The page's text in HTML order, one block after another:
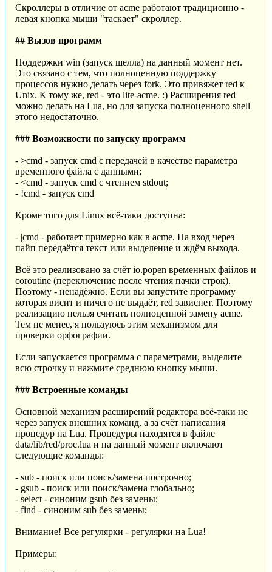
Скроллеры в отличие от acme работают традиционно -
левая кнопка мыши "таскает" скроллер.
## Вызов программ
Поддержки win (запуск шелла) на данный момент нет.
Это связано с тем, что полноценную поддержку
процессов нужно делать через fork. Это привяжет red к
Unix. К тому же, red - это lite-acme. :) Расширения red
можно делать на Lua, но для запуска полноценного shell
этого недостаточно.
### Возможности по запуску программ
- >cmd - запуск cmd с передачей в качестве параметра
временного файла с данными;
- <cmd - запуск cmd с чтением stdout;
- !cmd - запуск cmd
Кроме того для Linux всё-таки доступна:
- |cmd - работает примерно как в acme. На вход через
пайп передаётся текст или выделение и ждём выхода.
Всё это реализовано за счёт io.popen временных файлов и
coroutine (переключение после чтения пачки строк).
Поэтому - ненадёжно. Если вы запустите программу
которая висит и ничего не выдаёт, red зависнет. Поэтому
реализацию нельзя считать полноценной замену acme.
Тем не менее, я пользуюсь этим механизмом для
проверки орфографии.
Если запускается программа с параметрами, выделите
всю строчку и нажмите среднюю кнопку мыши.
### Встроенные команды
Основной механизм расширений редактора всё-таки не
через запуск внешних команд, а за счёт написания
процедур на Lua. Процедуры находятся в файле
data/lib/red/proc.lua и на данный момент включают
следующие команды:
- sub - поиск или поиск/замена построчно;
- gsub - поиск или поиск/замена глобально;
- select - синоним gsub без замены;
- find - синоним sub без замены;
Внимание! Все регулярки - регулярки на Lua!
Примеры: